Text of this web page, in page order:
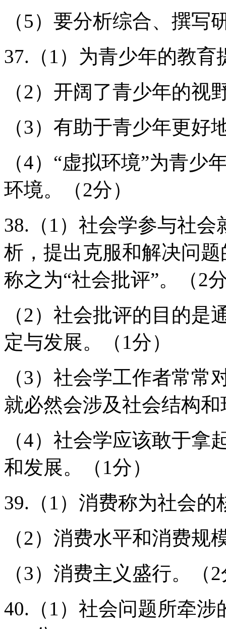
（5）要分析综合、撰写
37.（1）为青少年的教
（2）开阔了青少年的视
（3）有助于青少年更好
（4）“虚拟环境”为青
环境。（2分）
38.（1）社会学参与社
析，提出克服和解决问
称之为“社会批评”。（2
（2）社会批评的目的
定与发展。（1分）
（3）社会学工作者常
就必然会涉及社会结构
（4）社会学应该敢于
和发展。（1分）
39.（1）消费称为社会的
（2）消费水平和消费规
（3）消费主义盛行。（
40.（1）社会问题所牵